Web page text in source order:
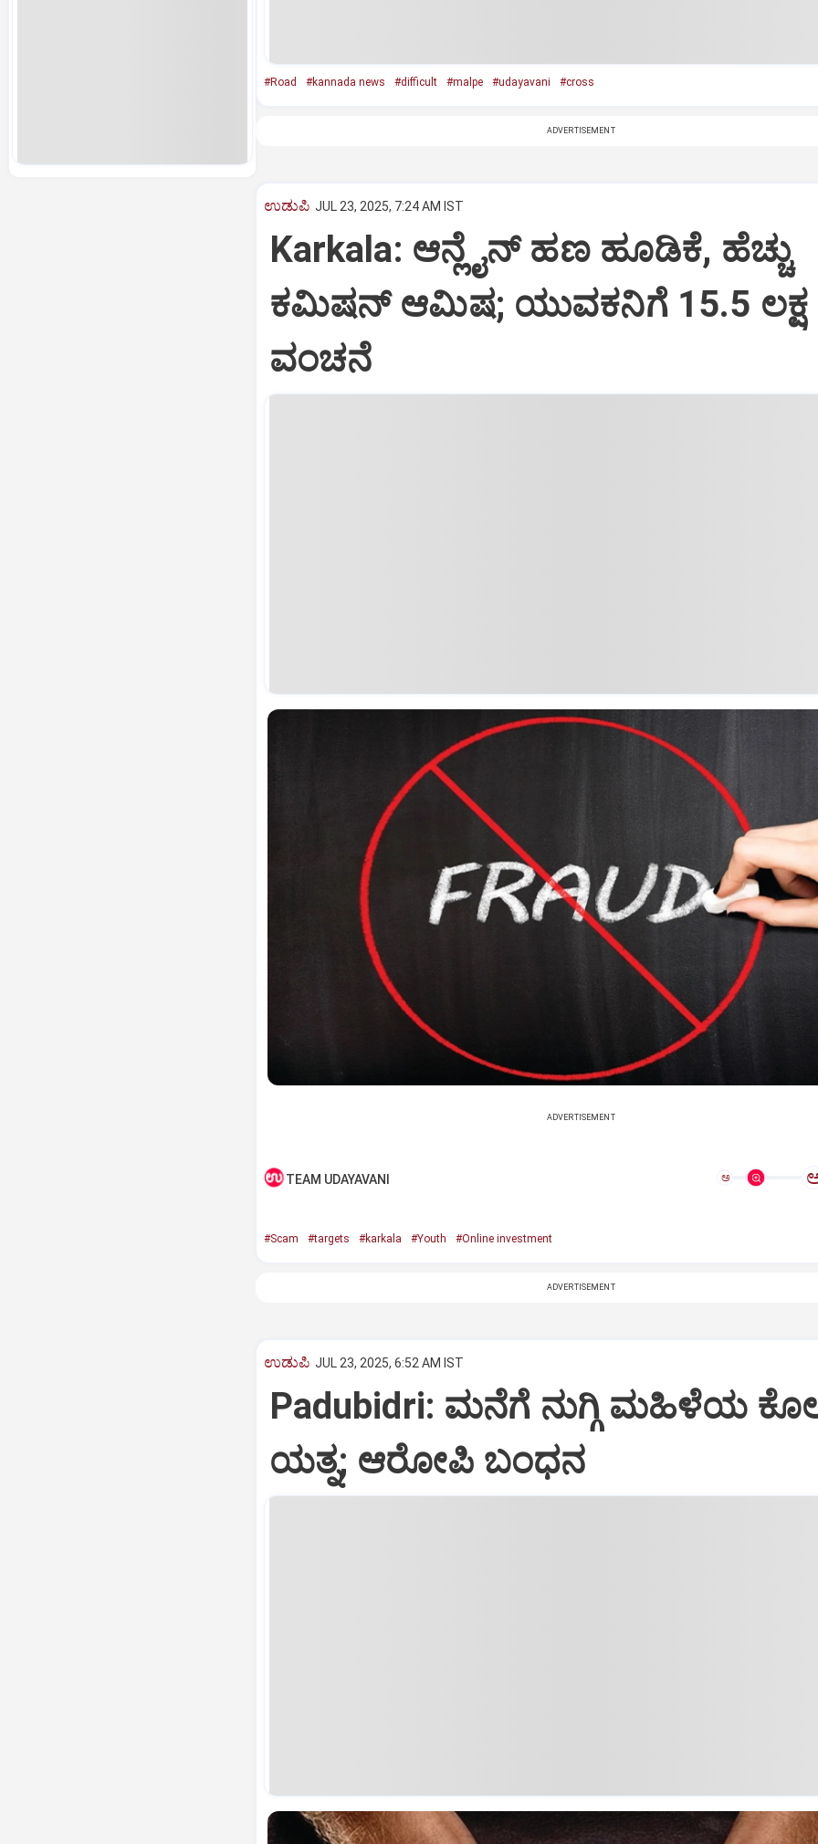
#Road #kannada news #difficult #malpe #udayavani #cross
ADVERTISEMENT
ಉಡುಪಿ JUL 23, 2025, 7:24 AM IST
Karkala: ಆನ್ಲೈನ್‌ ಹಣ ಹೂಡಿಕೆ, ಹೆಚ್ಚು
ಕಮಿಷನ್‌ ಆಮಿಷ; ಯುವಕನಿಗೆ 15.5 ಲಕ್ಷ
ವಂಚನೆ
ADVERTISEMENT
TEAM UDAYAVANI ಅ
#Scam #targets #karkala #Youth #Online investment
ADVERTISEMENT
ಉಡುಪಿ JUL 23, 2025, 6:52 AM IST
Padubidri: ಮನೆಗೆ ನುಗ್ಗಿ ಮಹಿಳೆಯ
ಯತ್ನ; ಆರೋಪಿ ಬಂಧನ